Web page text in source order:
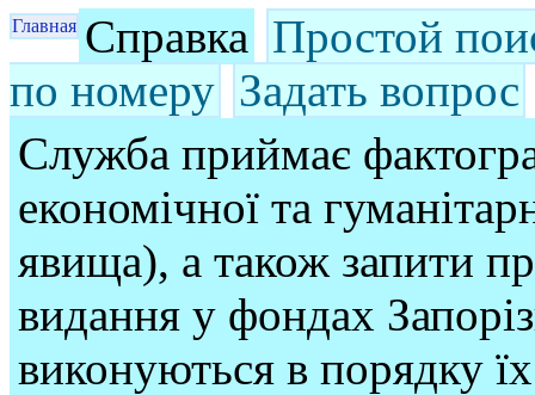
Главная Справка Простой
по номеру Задать вопрос
Служба приймає
економічної та
явища), а також запити
видання у фондах
виконуються в порядку